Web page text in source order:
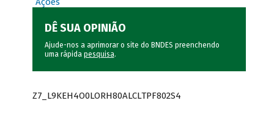
DÊ SUA OPINIÃO
Ajude-nos a aprimorar o site do BNDES preenchendo
uma rápida pesquisa.
Z7_L9KEH4O0LORH80ALCLTPF802S4